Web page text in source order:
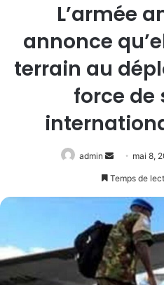
L’armée
annonce
terrain au
force de
admin
Envoyermai 8,
Temps de